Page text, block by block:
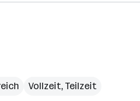
Vollzeit, Teilzeit